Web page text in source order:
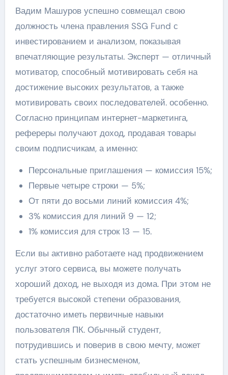
Вадим Машуров успешно совмещал свою
должность члена правления SSG Fund с
инвестированием и анализом, показывая
впечатляющие результаты. Эксперт — отличный
мотиватор, способный мотивировать себя на
достижение высоких результатов, а также
мотивировать своих последователей. особенно.
Согласно принципам интернет-маркетинга,
рефереры получают доход, продавая товары
своим подписчикам, а именно:
Персональные приглашения — комиссия 15%;
Первые четыре строки — 5%;
От пяти до восьми линий комиссия 4%;
3% комиссия для линий 9 — 12;
1% комиссия для строк 13 — 15.
Если вы активно работаете над продвижением
услуг этого сервиса, вы можете получать
хороший доход, не выходя из дома. При этом не
требуется высокой степени образования,
достаточно иметь первичные навыки
пользователя ПК. Обычный студент,
потрудившись и поверив в свою мечту, может
стать успешным бизнесменом,